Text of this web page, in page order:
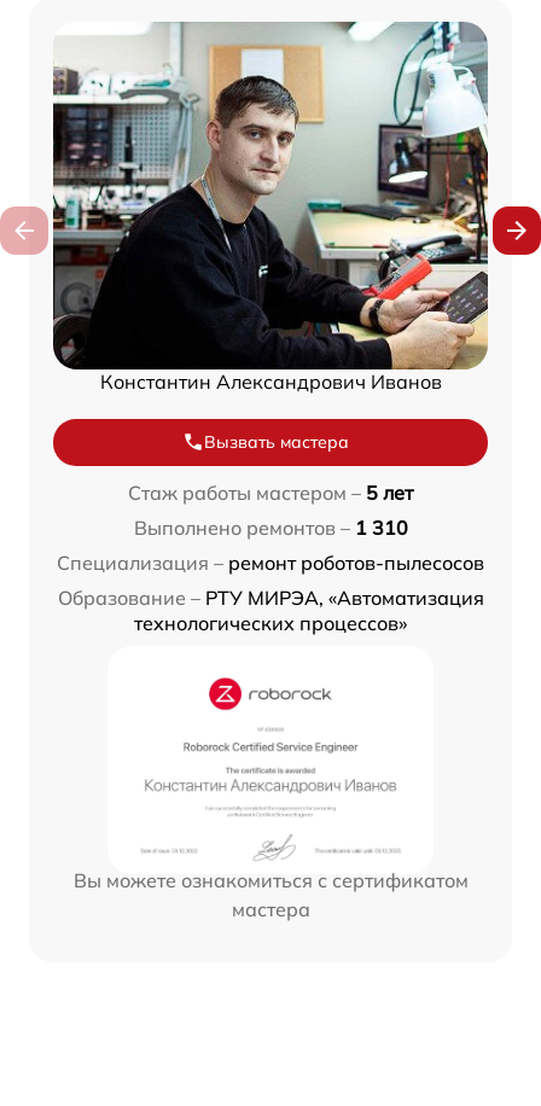
Константин Александрович Иванов
Вызвать мастера
Стаж работы мастером – 5 лет
Выполнено ремонтов – 1 310
Специализация – ремонт роботов-пылесосов
Образование – РТУ МИРЭА, «Автоматизация
технологических процессов»
Вы можете ознакомиться с сертификатом
мастера